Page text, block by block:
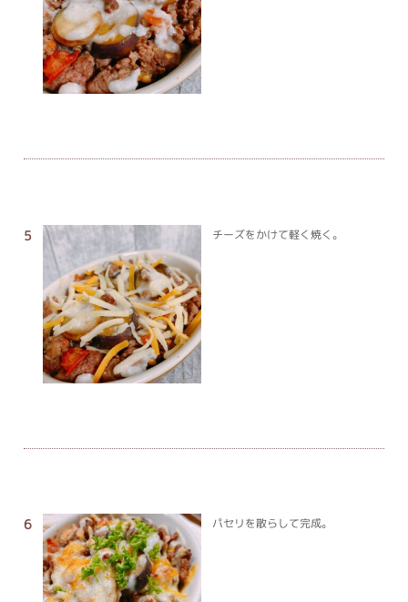
チーズをかけて軽く焼く。
パセリを散らして完成。